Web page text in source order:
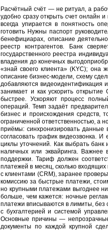
Расчётный счёт — не ритуал, а
удобно сразу открыть счет онлайн
всегда упирается в понятность
готовить Нужны паспорт
бенефициарах, описание
реестр контрагентов. Банк
государственного реестра
владения до конечных
«знай своего клиента» (KYC); она
описание бизнес‑модели, схему
добавляются видеоидентификация
занимает и как ускорить
быстрее. Ускоряют процесс
операций. Темп задаёт
бизнес и происхождения средств,
ограниченной ответственностью, а
приёмы: синхронизировать
согласовать график видеозвонка.
циклы уточнений. Как выбрать
наличных или эквайринга. Важнее
поддержки. Тариф должен
платежей в месяц, сколько
с клиентами (CRM), заранее
комиссию за быстрые платежи,
но крупными платежами выгоднее
больше, чем кажется: ночные
платежи вписываются в лимиты, без
с бухгалтерией и системой
Основные причины —
документы по каждой крупной